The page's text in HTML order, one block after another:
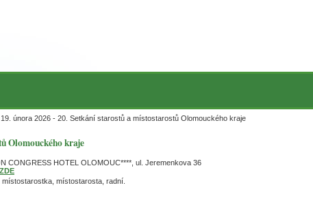
února 2026 - 20. Setkání starostů a místostarostů Olomouckého kraje
Olomouckého kraje
CONGRESS HOTEL OLOMOUC****, ul. Jeremenkova 36
ZDE
místostarosta, radní.